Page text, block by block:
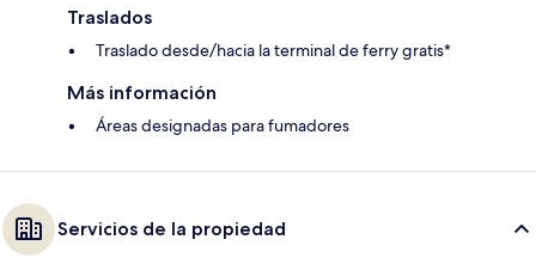
Traslados
Traslado desde/hacia la terminal de ferry gratis*
Más información
Áreas designadas para fumadores
Servicios de la propiedad